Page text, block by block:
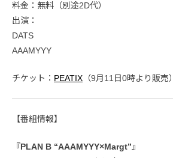
料金：無料（別途2D代）
出演：
DATS
AAAMYYY
チケット： PEATIX （9月11日0時より販売）
【番組情報】
『PLAN B “AAAMYYY×Margt”』